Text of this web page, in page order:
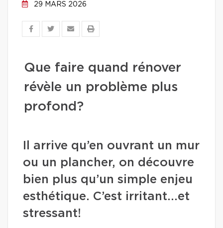
29 MARS 2026
Que faire quand rénover
révèle un problème plus
profond?
Il arrive qu’en ouvrant un mur
ou un plancher, on découvre
bien plus qu’un simple enjeu
esthétique. C’est irritant...et
stressant!